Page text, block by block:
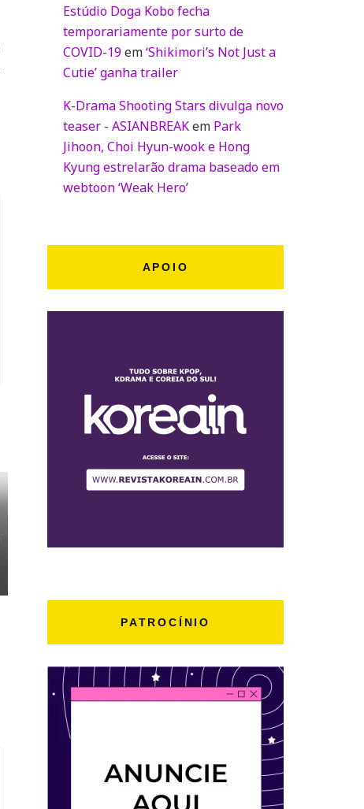
Estúdio Doga Kobo fecha
temporariamente por surto de
COVID-19em‘Shikimori’s Not Just a
Cutie’ ganha trailer
K-Drama Shooting Stars divulga novo
teaser - ASIANBREAKem Park
Jihoon, Choi Hyun-wook e Hong
Kyung estrelarão drama baseado em
webtoon ‘Weak Hero’
APOIO
PATROCÍNIO